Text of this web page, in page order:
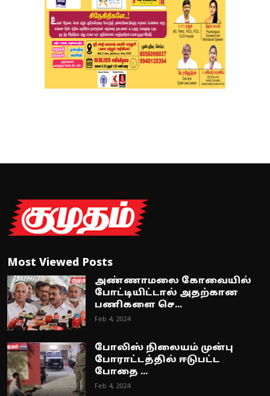
Most Viewed Posts
அண்ணாமலை கோவையில்
போட்டியிட்டால் அதற்கான
பணிகளை செ...
Feb 4, 2024
போலிஸ் நிலையம் முன்பு
போராட்டத்தில் ஈடுபட்ட
போதை ...
Feb 4, 2024